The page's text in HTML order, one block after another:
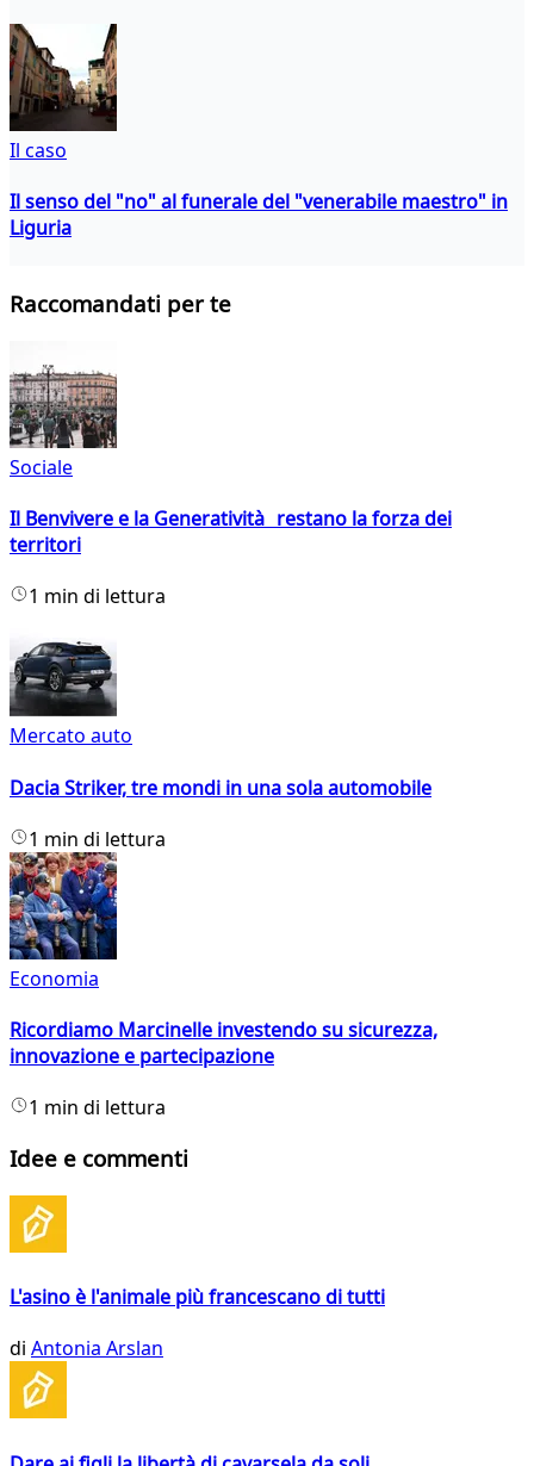
Il caso
Il senso del "no" al funerale del "venerabile maestro" in
Liguria
Raccomandati per te
Sociale
Il Benvivere e la Generatività restano la forza dei
territori
1 min di lettura
Mercato auto
Dacia Striker, tre mondi in una sola automobile
1 min di lettura
Economia
Ricordiamo Marcinelle investendo su sicurezza,
innovazione e partecipazione
1 min di lettura
Idee e commenti
L'asino è l'animale più francescano di tutti
di Antonia Arslan